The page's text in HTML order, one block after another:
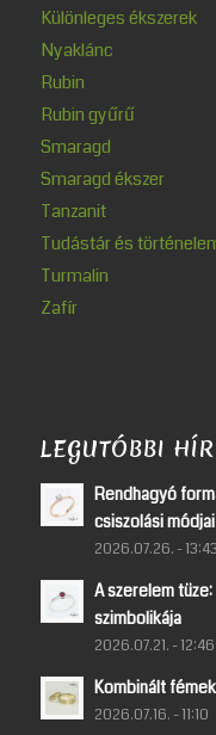
Különleges ékszerek
Nyaklánc
Rubin
Rubin gyűrű
Smaragd
Smaragd ékszer
Tanzanit
Tudástár és
Turmalin
Zafír
LEGUTÓBBI
Rendhagyó
csiszolási módjai
2026.07.26. - 13:43
A szerelem
szimbolikája
2026.07.21. - 12:46
Kombinált
2026.07.16. - 11:10